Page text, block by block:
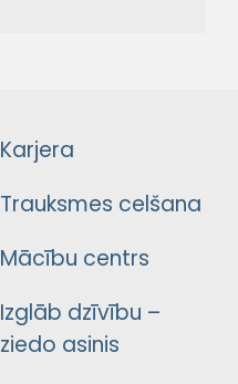
Karjera
Trauksmes celšana
Mācību centrs
Izglāb dzīvību –
ziedo asinis